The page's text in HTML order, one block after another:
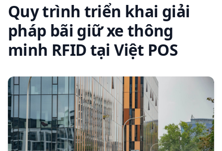
Quy trình triển khai giải
pháp bãi giữ xe thông
minh RFID tại Việt POS